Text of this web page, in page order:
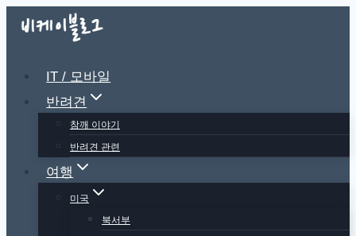
Skip
IT / 모바일
반려견
참깨 이야기
반려견 관련
여행
미국
북서부